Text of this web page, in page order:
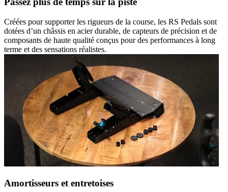
Créées pour supporter les rigueurs de la course, les RS Pedals sont
dotées d’un châssis en acier durable, de capteurs de précision et de
composants de haute qualité conçus pour des performances à long
terme et des sensations réalistes.
Amortisseurs et entretoises